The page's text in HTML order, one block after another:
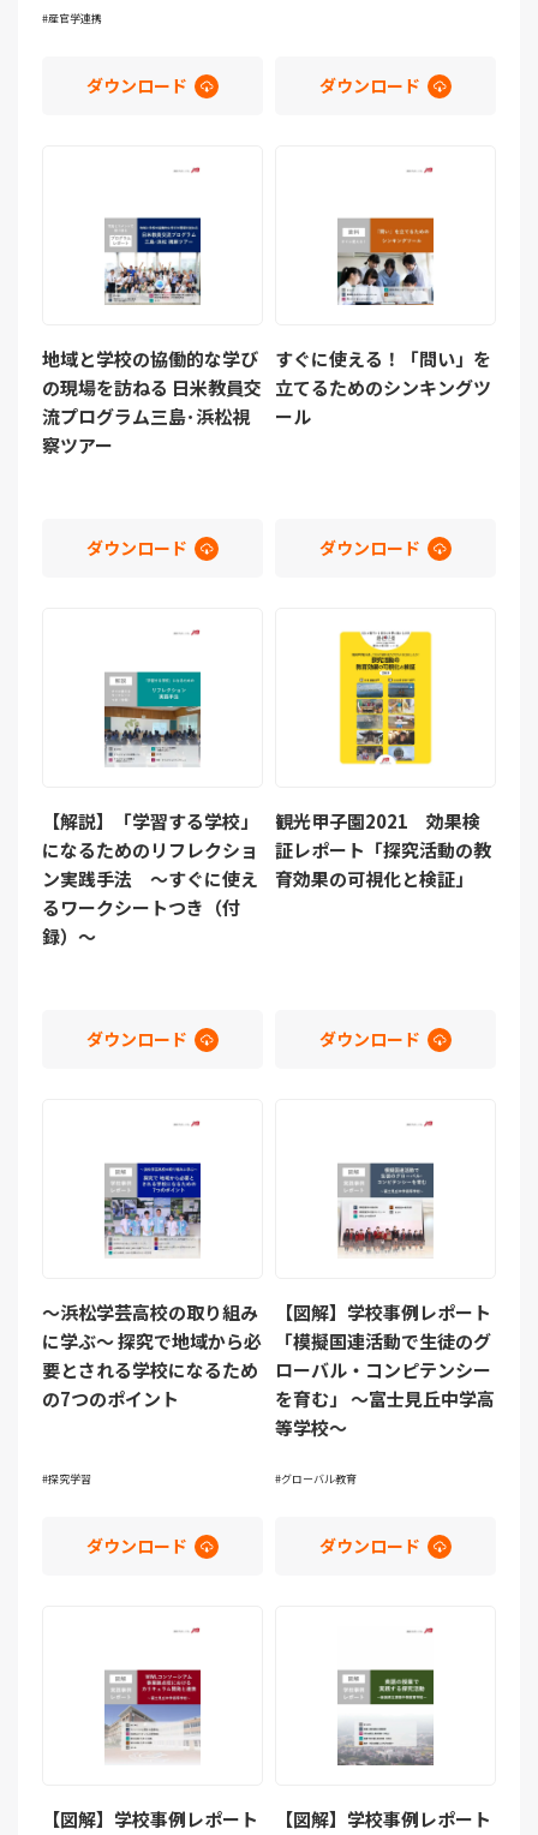
産官学連携
ダウンロード ダウンロード
地域と学校の協働的な学び
の現場を訪ねる 日米教員交
流プログラム三島･浜松視
察ツアー
ダウンロード
すぐに使える！「問い」を
立てるためのシンキングツ
ール
ダウンロード
【解説】「学習する学校」
になるためのリフレクショ
ン実践手法 ～すぐに使え
るワークシートつき（付
録）～
ダウンロード
観光甲子園2021 効果検
証レポート「探究活動の教
育効果の可視化と検証」
ダウンロード
～浜松学芸高校の取り組み
に学ぶ～ 探究で地域から必
要とされる学校になるため
の7つのポイント
探究学習
ダウンロード
【図解】学校事例レポート
「模擬国連活動で生徒のグ
ローバル・コンピテンシー
を育む」 ～富士見丘中学高
等学校～
グローバル教育
ダウンロード
【図解】学校事例レポート 【図解】学校事例レポート